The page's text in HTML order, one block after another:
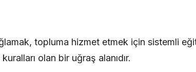
topluma hizmet etmek için sistemli
olan bir uğraş alanıdır.